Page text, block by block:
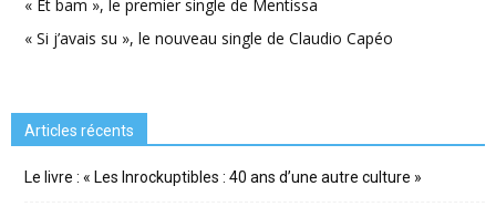
« Et bam », le premier single de Mentissa
« Si j’avais su », le nouveau single de Claudio Capéo
Articles récents
Le livre : « Les Inrockuptibles : 40 ans d’une autre culture »